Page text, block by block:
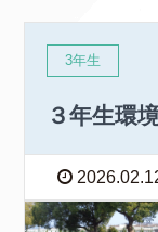
3年生
３年生環